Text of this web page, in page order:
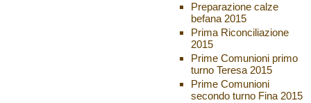
Preparazione calze
befana 2015
Prima Riconciliazione
2015
Prime Comunioni primo
turno Teresa 2015
Prime Comunioni
secondo turno Fina 2015